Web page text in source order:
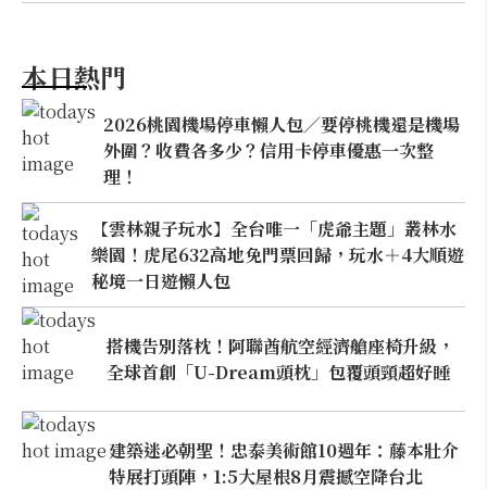
本日熱門
2026桃園機場停車懶人包／要停桃機還是機場
外圍？收費各多少？信用卡停車優惠一次整
理！
【雲林親子玩水】全台唯一「虎爺主題」叢林水
樂園！虎尾632高地免門票回歸，玩水＋4大順遊
秘境一日遊懶人包
搭機告別落枕！阿聯酋航空經濟艙座椅升級，
全球首創「U-Dream頭枕」包覆頭頸超好睡
建築迷必朝聖！忠泰美術館10週年：藤本壯介
特展打頭陣，1:5大屋根8月震撼空降台北